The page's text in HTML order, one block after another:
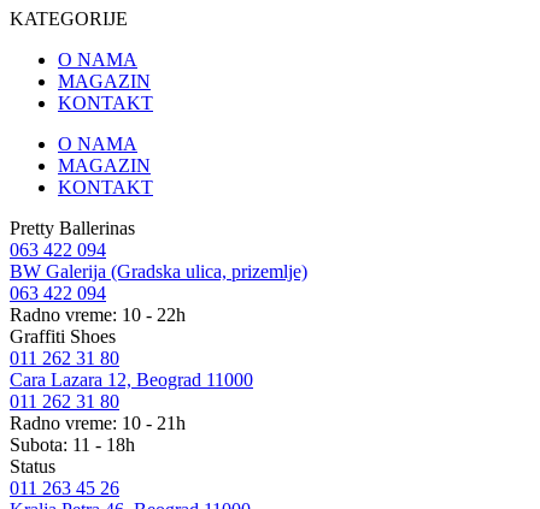
KATEGORIJE
O NAMA
MAGAZIN
KONTAKT
O NAMA
MAGAZIN
KONTAKT
Pretty Ballerinas
063 422 094
BW Galerija (Gradska ulica, prizemlje)
063 422 094
Radno vreme: 10 - 22h
Graffiti Shoes
011 262 31 80
Cara Lazara 12, Beograd 11000
011 262 31 80
Radno vreme: 10 - 21h
Subota: 11 - 18h
Status
011 263 45 26